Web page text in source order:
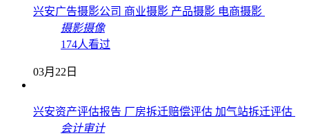
兴安广告摄影公司 商业摄影 产品摄影 电商摄影
摄影摄像
174人看过
03月22日
兴安资产评估报告 厂房拆迁赔偿评估 加气站拆迁评估
会计审计